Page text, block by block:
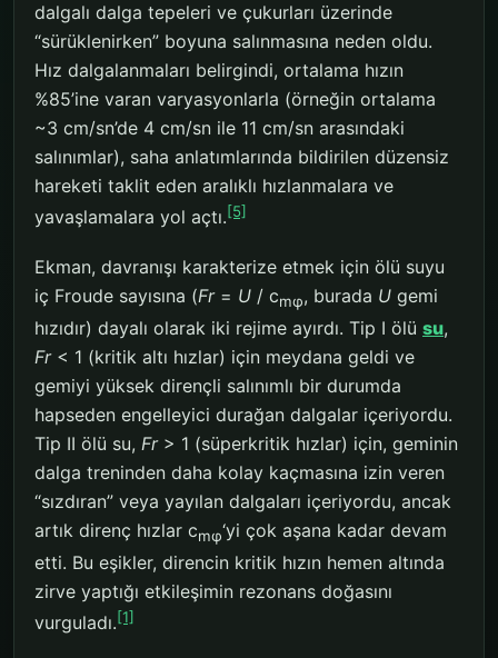
dalgalı dalga tepeleri ve çukurları üzerinde
“sürüklenirken” boyuna salınmasına neden oldu.
Hız dalgalanmaları belirgindi, ortalama hızın
%85’ine varan varyasyonlarla (örneğin ortalama
~3 cm/sn’de 4 cm/sn ile 11 cm/sn arasındaki
salınımlar), saha anlatımlarında bildirilen düzensiz
hareketi taklit eden aralıklı hızlanmalara ve
yavaşlamalara yol açtı.[5]
Ekman, davranışı karakterize etmek için ölü suyu
iç Froude sayısına (Fr= U / cmφ, burada U gemi
hızıdır) dayalı olarak iki rejime ayırdı. Tip I ölü su,
Fr< 1 (kritik altı hızlar) için meydana geldi ve
gemiyi yüksek dirençli salınımlı bir durumda
hapseden engelleyici durağan dalgalar içeriyordu.
Tip II ölü su, Fr> 1 (süperkritik hızlar) için, geminin
dalga treninden daha kolay kaçmasına izin veren
“sızdıran” veya yayılan dalgaları içeriyordu, ancak
artık direnç hızlar cmφ‘yi çok aşana kadar devam
etti. Bu eşikler, direncin kritik hızın hemen altında
zirve yaptığı etkileşimin rezonans doğasını
vurguladı.[1]